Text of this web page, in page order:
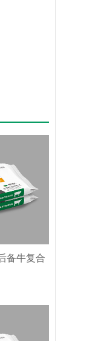
备牛复合